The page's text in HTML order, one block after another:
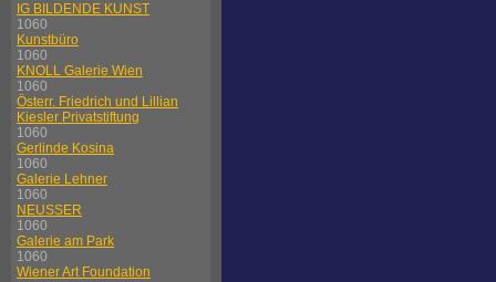
IG BILDENDE KUNST
1060
Kunstbüro
1060
KNOLL Galerie Wien
1060
Österr. Friedrich und Lillian
Kiesler Privatstiftung
1060
Gerlinde Kosina
1060
Galerie Lehner
1060
NEUSSER
1060
Galerie am Park
1060
Wiener Art Foundation